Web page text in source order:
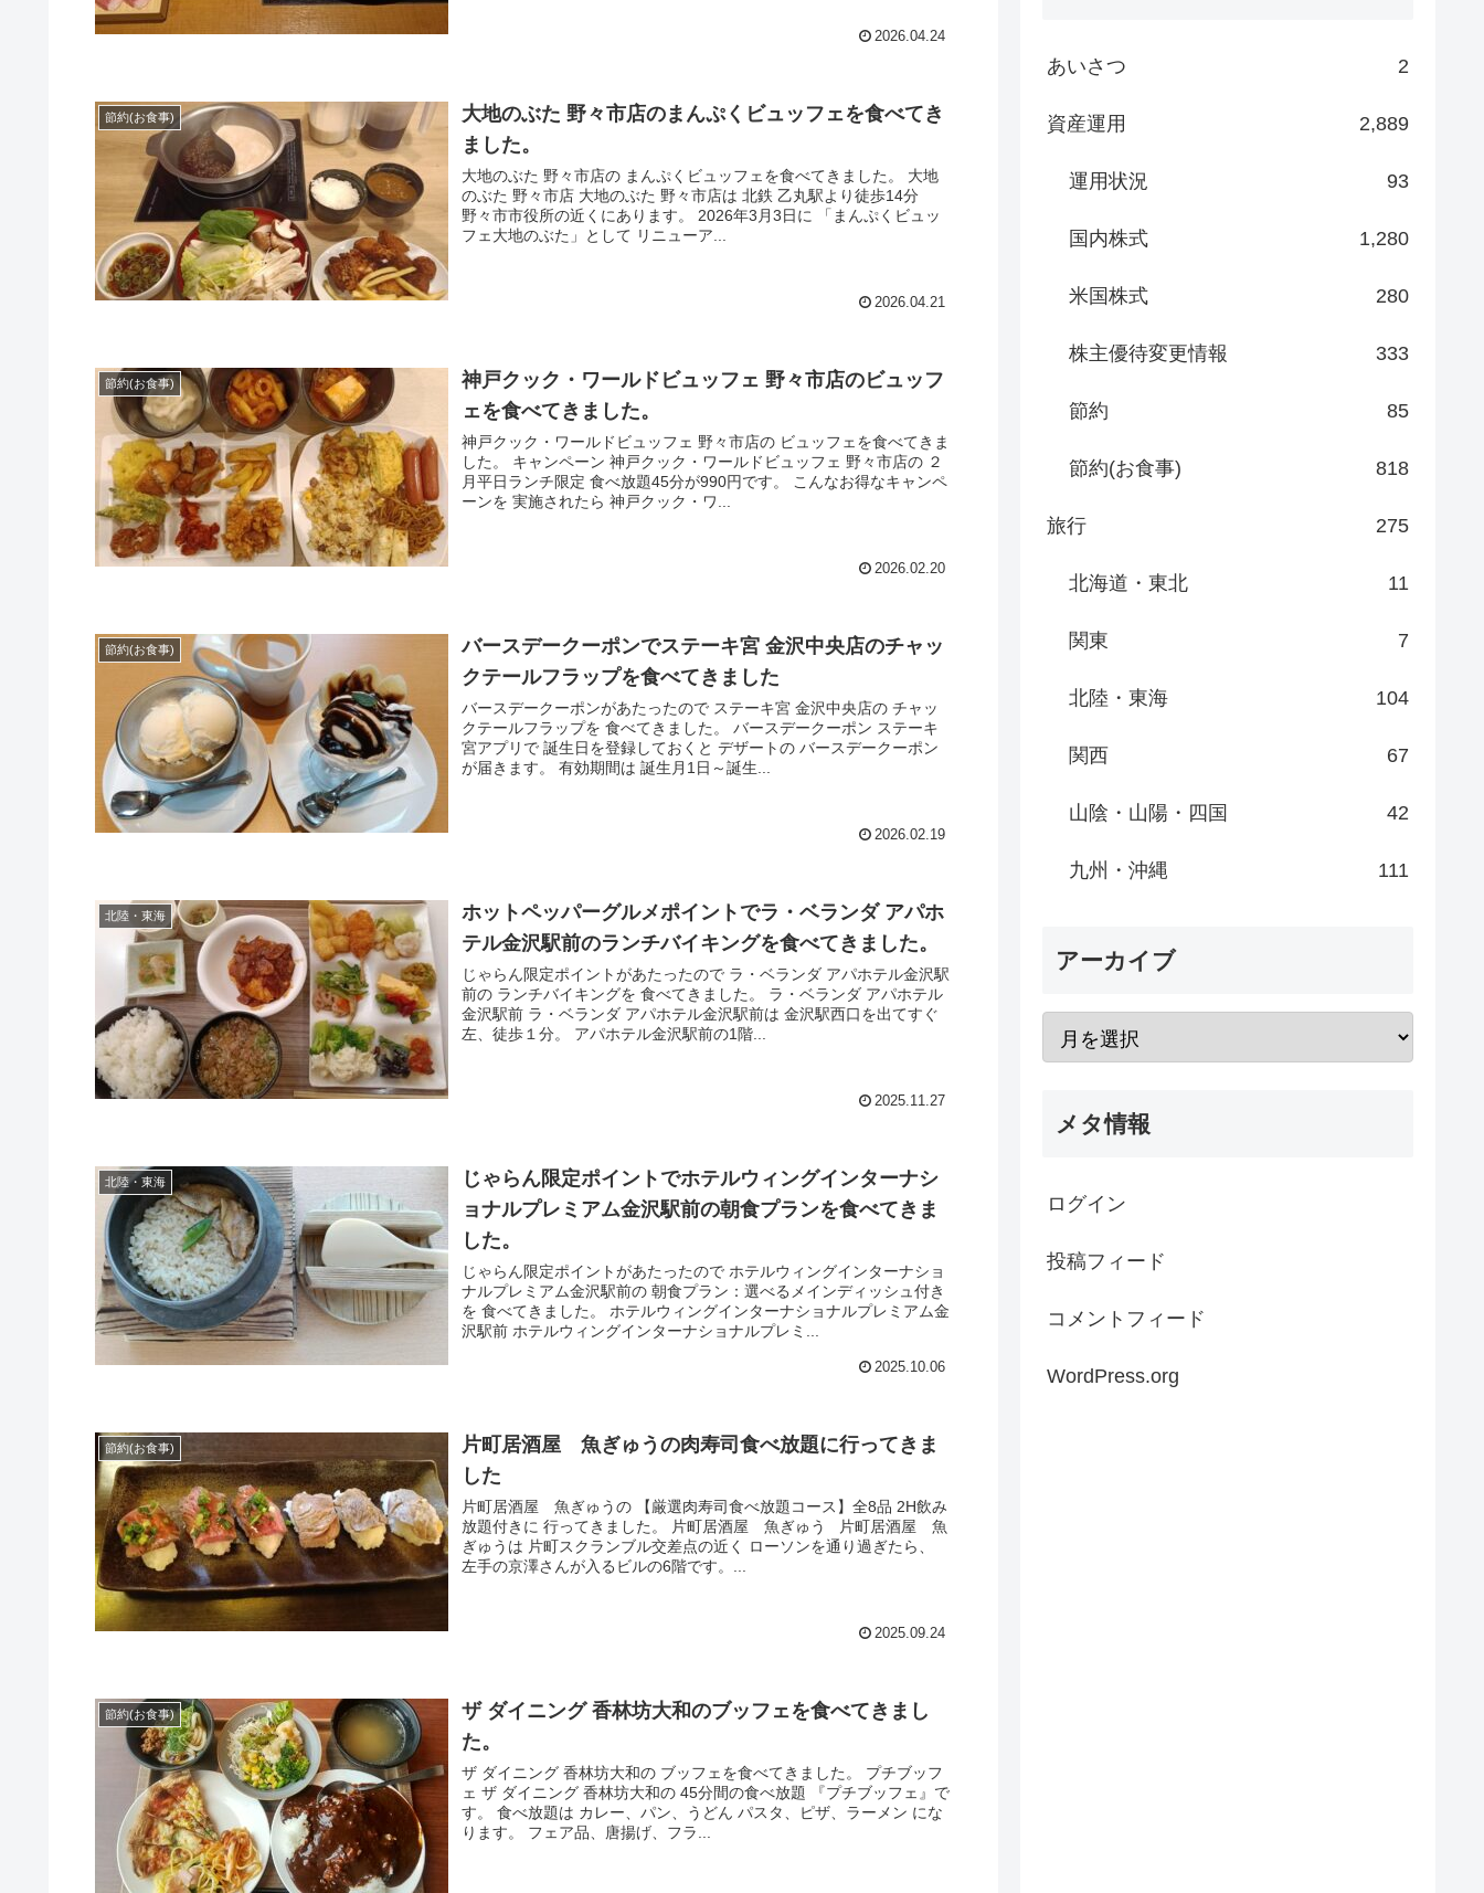
2026.04.24
節約(お食事)
大地のぶた 野々市店のまんぷくビュッフェを食べてき
ました。
大地のぶた 野々市店の まんぷくビュッフェを食べてきました。 大地
のぶた 野々市店 大地のぶた 野々市店は 北鉄 乙丸駅より徒歩14分
野々市市役所の近くにあります。 2026年3月3日に 「まんぷくビュッ
フェ大地のぶた」として リニューア...
2026.04.21
節約(お食事)
神戸クック・ワールドビュッフェ 野々市店のビュッフ
ェを食べてきました。
神戸クック・ワールドビュッフェ 野々市店の ビュッフェを食べてきま
した。 キャンペーン 神戸クック・ワールドビュッフェ 野々市店の ２
月平日ランチ限定 食べ放題45分が990円です。 こんなお得なキャンペ
ーンを 実施されたら 神戸クック・ワ...
2026.02.20
節約(お食事)
バースデークーポンでステーキ宮 金沢中央店のチャッ
クテールフラップを食べてきました
バースデークーポンがあたったので ステーキ宮 金沢中央店の チャッ
クテールフラップを 食べてきました。 バースデークーポン ステーキ
宮アプリで 誕生日を登録しておくと デザートの バースデークーポン
が届きます。 有効期間は 誕生月1日～誕生...
2026.02.19
北陸・東海
ホットペッパーグルメポイントでラ・ベランダ アパホ
テル金沢駅前のランチバイキングを食べてきました。
じゃらん限定ポイントがあたったので ラ・ベランダ アパホテル金沢駅
前の ランチバイキングを 食べてきました。 ラ・ベランダ アパホテル
金沢駅前 ラ・ベランダ アパホテル金沢駅前は 金沢駅西口を出てすぐ
左、徒歩１分。 アパホテル金沢駅前の1階...
2025.11.27
北陸・東海
じゃらん限定ポイントでホテルウィングインターナシ
ョナルプレミアム金沢駅前の朝食プランを食べてきま
した。
じゃらん限定ポイントがあたったので ホテルウィングインターナショ
ナルプレミアム金沢駅前の 朝食プラン：選べるメインディッシュ付き
を 食べてきました。 ホテルウィングインターナショナルプレミアム金
沢駅前 ホテルウィングインターナショナルプレミ...
2025.10.06
節約(お食事)
片町居酒屋 魚ぎゅうの肉寿司食べ放題に行ってきま
した
片町居酒屋 魚ぎゅうの 【厳選肉寿司食べ放題コース】全8品 2H飲み
放題付きに 行ってきました。 片町居酒屋 魚ぎゅう 片町居酒屋 魚
ぎゅうは 片町スクランブル交差点の近く ローソンを通り過ぎたら、
左手の京澤さんが入るビルの6階です。...
2025.09.24
節約(お食事)
ザ ダイニング 香林坊大和のブッフェを食べてきまし
た。
ザ ダイニング 香林坊大和の ブッフェを食べてきました。 プチブッフ
ェ ザ ダイニング 香林坊大和の 45分間の食べ放題 『プチブッフェ』で
す。 食べ放題は カレー、パン、うどん パスタ、ピザ、ラーメン にな
ります。 フェア品、唐揚げ、フラ...
あいさつ 2
資産運用 2,889
運用状況 93
国内株式 1,280
米国株式 280
株主優待変更情報 333
節約 85
節約(お食事) 818
旅行 275
北海道・東北 11
関東 7
北陸・東海 104
関西 67
山陰・山陽・四国 42
九州・沖縄 111
アーカイブ
メタ情報
ログイン
投稿フィード
コメントフィード
WordPress.org